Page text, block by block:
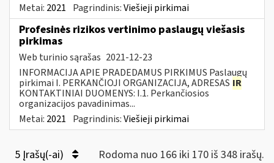
Metai: 2021 Pagrindinis:Viešieji pirkimai
Profesinės rizikos vertinimo paslaugų viešasis
pirkimas
Web turinio sąrašas 2021-12-23
INFORMACIJA APIE PRADEDAMUS PIRKIMUS Paslaugų
pirkimai I. PERKANČIOJI ORGANIZACIJA, ADRESAS IR
KONTAKTINIAI DUOMENYS: I.1. Perkančiosios
organizacijos pavadinimas...
Metai: 2021 Pagrindinis:Viešieji pirkimai
5 Įrašų(-ai) Rodoma nuo 166 iki 170 iš 348 irašų.